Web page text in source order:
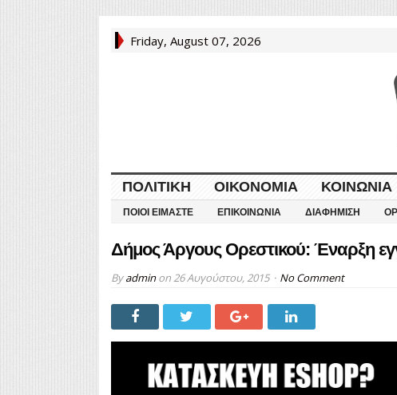
Friday, August 07, 2026
ΠΟΛΙΤΙΚΉ ΟΙΚΟΝΟΜΊΑ ΚΟΙΝΩΝΊΑ
ΠΟΙΟΙ ΕΊΜΑΣΤΕ ΕΠΙΚΟΙΝΩΝΊΑ ΔΙΑΦΉΜΙΣΗ
Δήμος Άργους Ορεστικού: Έναρξη
Byadminon 26 Αυγούστου, 2015 No Comment